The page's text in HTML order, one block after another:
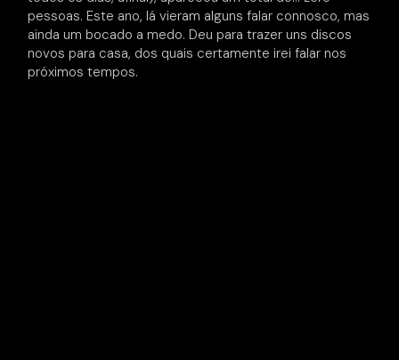
pessoas. Este ano, lá vieram alguns falar connosco, mas
ainda um bocado a medo. Deu para trazer uns discos
novos para casa, dos quais certamente irei falar nos
próximos tempos.